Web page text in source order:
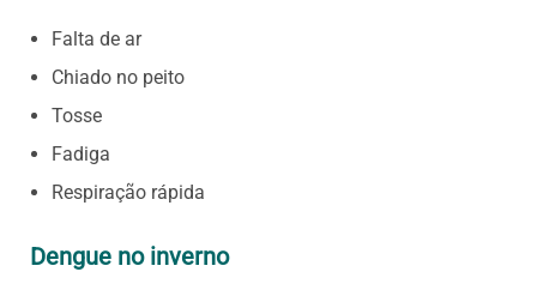
Falta de ar
Chiado no peito
Tosse
Fadiga
Respiração rápida
Dengue no inverno